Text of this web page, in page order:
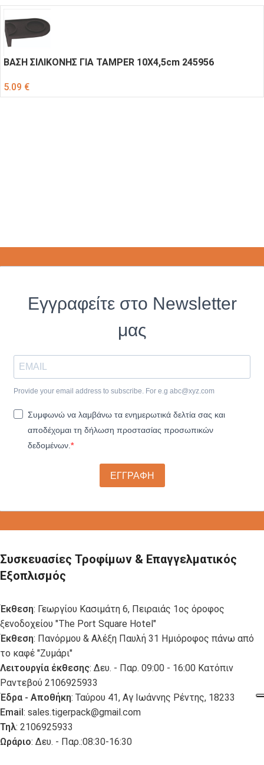
ΒΑΣΗ ΣΙΛΙΚΟΝΗΣ ΓΙΑ TAMPER 10X4,5cm 245956
5.09 €
Εγγραφείτε στο Newsletter
μας
Provide your email address to subscribe. For e.g abc@xyz.com
Συμφωνώ να λαμβάνω τα ενημερωτικά δελτία σας και
αποδέχομαι τη δήλωση προστασίας προσωπικών
δεδομένων.
ΕΓΓΡΑΦΗ
Συσκευασίες Τροφίμων & Επαγγελματικός
Εξοπλισμός
Έκθεση: Γεωργίου Κασιμάτη 6, Πειραιάς 1ος όροφος
ξενοδοχείου "The Port Square Hotel"
Έκθεση: Πανόρμου & Αλέξη Παυλή 31 Ημιόροφος πάνω από
το καφέ "Ζυμάρι"
Λειτουργία έκθεσης: Δευ. - Παρ. 09:00 - 16:00 Κατόπιν
Ραντεβού 2106925933
Έδρα - Αποθήκη: Ταύρου 41, Αγ Ιωάννης Ρέντης, 18233
Email : sales.tigerpack@gmail.com
Τηλ: 2106925933
Ωράριο: Δευ. - Παρ.:08:30-16:30